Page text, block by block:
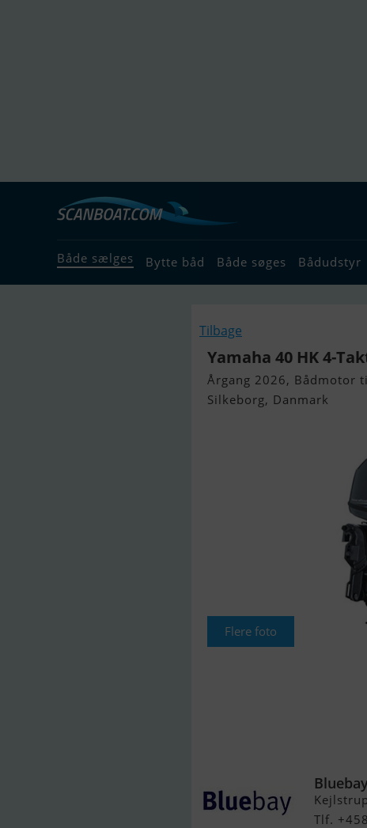
Både sælges Bytte båd Både søges Bådudstyr
Tilbage
Yamaha 40 HK 4-
Årgang 2026, Bådmotor
Silkeborg, Danmark
Flere foto
Tlf.